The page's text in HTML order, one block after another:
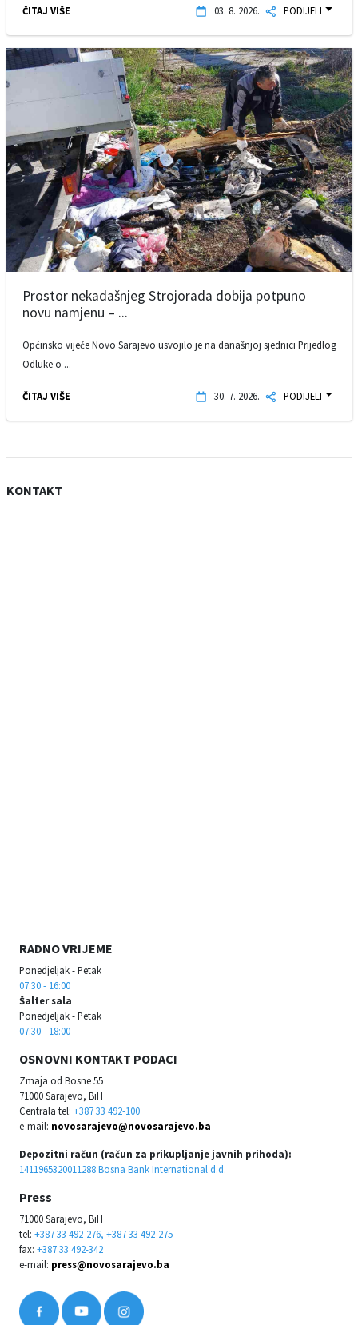
ČITAJ VIŠE 03. 8. 2026. PODIJELI
Prostor nekadašnjeg Strojorada dobija potpuno
novu namjenu – ...
Općinsko vijeće Novo Sarajevo usvojilo je na današnjoj sjednici Prijedlog
Odluke o ...
ČITAJ VIŠE 30. 7. 2026. PODIJELI
KONTAKT
RADNO VRIJEME
Ponedjeljak - Petak
07:30 - 16:00
Šalter sala
Ponedjeljak - Petak
07:30 - 18:00
OSNOVNI KONTAKT PODACI
Zmaja od Bosne 55
71000 Sarajevo, BiH
Centrala tel: +387 33 492-100
e-mail: novosarajevo@novosarajevo.ba
Depozitni račun (račun za prikupljanje javnih prihoda):
1411965320011288 Bosna Bank International d.d.
Press
71000 Sarajevo, BiH
tel: +387 33 492-276, +387 33 492-275
fax: +387 33 492-342
e-mail: press@novosarajevo.ba